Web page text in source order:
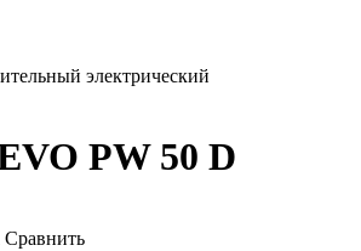
электрический
PW 50 D
Сравнить